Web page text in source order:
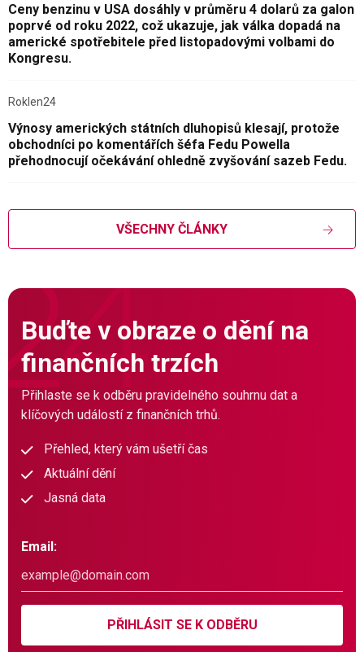
Ceny benzinu v USA dosáhly v průměru 4 dolarů za galon
poprvé od roku 2022, což ukazuje, jak válka dopadá na
americké spotřebitele před listopadovými volbami do
Kongresu.
Roklen24
Výnosy amerických státních dluhopisů klesají, protože
obchodníci po komentářích šéfa Fedu Powella
přehodnocují očekávání ohledně zvyšování sazeb Fedu.
VŠECHNY ČLÁNKY
Buďte v obraze o dění na
finančních trzích
Přihlaste se k odběru pravidelného souhrnu dat a
klíčových událostí z finančních trhů.
Přehled, který vám ušetří čas
Aktuální dění
Jasná data
Email:
PŘIHLÁSIT SE K ODBĚRU